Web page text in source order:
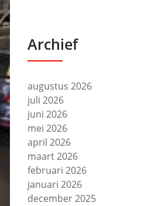
Archief
augustus 2026
juli 2026
juni 2026
mei 2026
april 2026
maart 2026
februari 2026
januari 2026
december 2025